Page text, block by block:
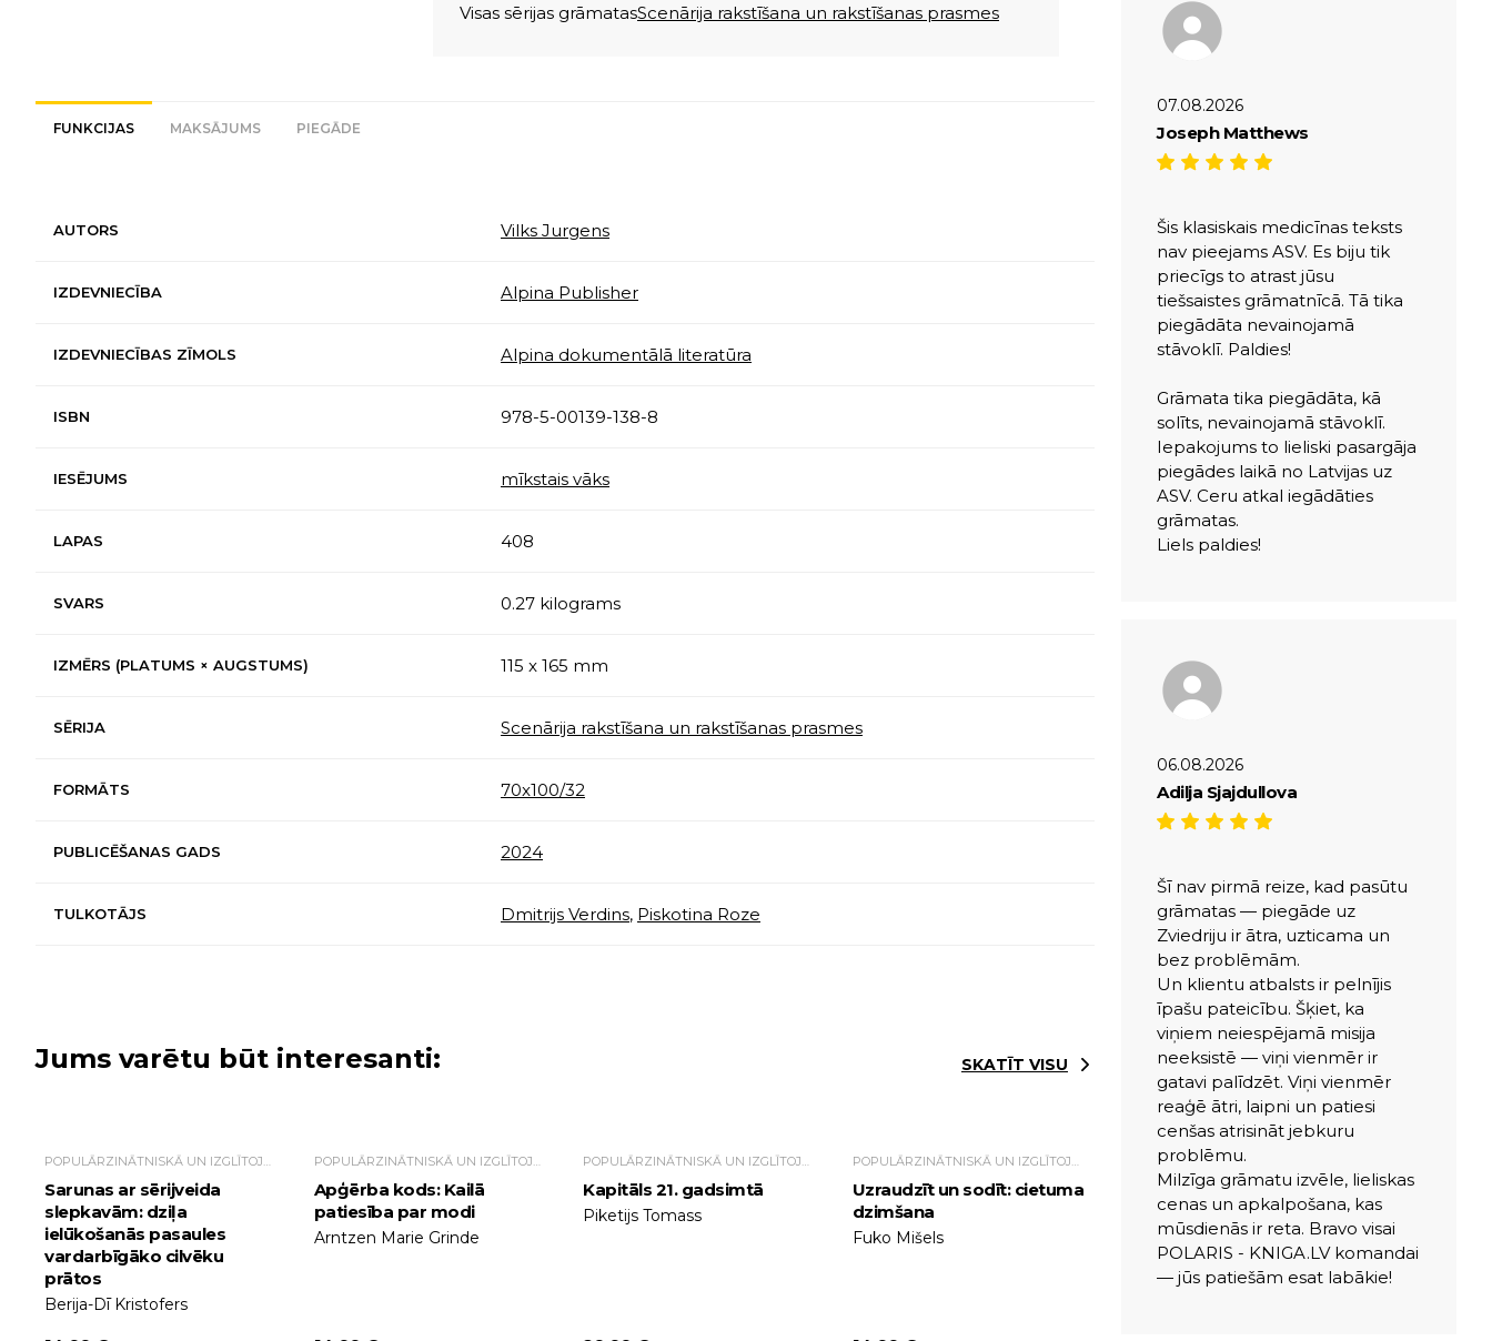
Visas sērijas grāmatasScenārija rakstīšana un rakstīšanas prasmes
FUNKCIJAS MAKSĀJUMS PIEGĀDE
AUTORS Vilks Jurgens
IZDEVNIECĪBA Alpina Publisher
IZDEVNIECĪBAS ZĪMOLS Alpina dokumentālā literatūra
ISBN 978-5-00139-138-8
IESĒJUMS mīkstais vāks
LAPAS 408
SVARS 0.27 kilograms
IZMĒRS (PLATUMS × AUGSTUMS) 115 x 165 mm
SĒRIJA Scenārija rakstīšana un rakstīšanas prasmes
FORMĀTS 70x100/32
PUBLICĒŠANAS GADS 2024
TULKOTĀJS Dmitrijs Verdins, Piskotina Roze
Jums varētu būt interesanti: SKATĪT VISU
Sarunas ar sērijveida
slepkavām: dziļa
ielūkošanās pasaules
vardarbīgāko cilvēku
prātos
Berija-Dī Kristofers
Apģērba kods: Kailā
patiesība par modi
Arntzen Marie Grinde
Kapitāls 21. gadsimtā
Piketijs Tomass
Uzraudzīt un sodīt: cietuma
dzimšana
Fuko Mišels
07.08.2026
Joseph Matthews
Šis klasiskais medicīnas teksts
nav pieejams ASV. Es biju tik
priecīgs to atrast jūsu
tiešsaistes grāmatnīcā. Tā tika
piegādāta nevainojamā
stāvoklī. Paldies!
Grāmata tika piegādāta, kā
solīts, nevainojamā stāvoklī.
Iepakojums to lieliski pasargāja
piegādes laikā no Latvijas uz
ASV. Ceru atkal iegādāties
grāmatas.
Liels paldies!
06.08.2026
Adilja Sjajdullova
Šī nav pirmā reize, kad pasūtu
grāmatas — piegāde uz
Zviedriju ir ātra, uzticama un
bez problēmām.
Un klientu atbalsts ir pelnījis
īpašu pateicību. Šķiet, ka
viņiem neiespējamā misija
neeksistē — viņi vienmēr ir
gatavi palīdzēt. Viņi vienmēr
reaģē ātri, laipni un patiesi
cenšas atrisināt jebkuru
problēmu.
Milzīga grāmatu izvēle, lieliskas
cenas un apkalpošana, kas
mūsdienās ir reta. Bravo visai
POLARIS - KNIGA.LV komandai
— jūs patiešām esat labākie!